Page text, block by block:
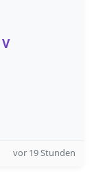
vor 19 Stunden